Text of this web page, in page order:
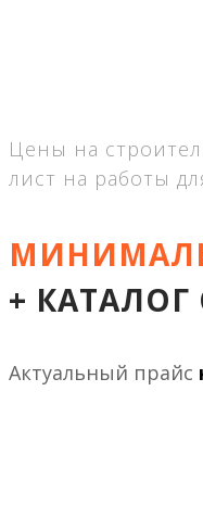
Цены на
лист на работы
+ КАТАЛОГ
Актуальный прайс